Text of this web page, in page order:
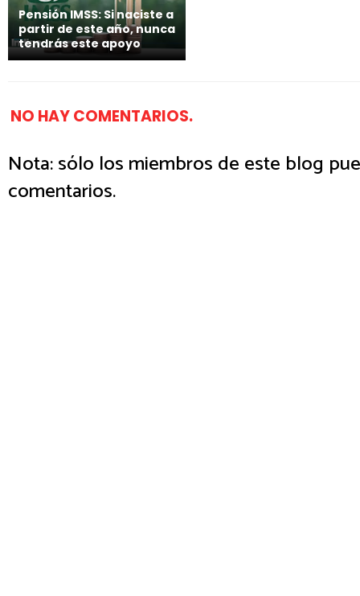
Pensión IMSS: Si naciste a
partir de este año, nunca
tendrás este apoyo
NO HAY COMENTARIOS.
Nota: sólo los miembros de este blog
comentarios.